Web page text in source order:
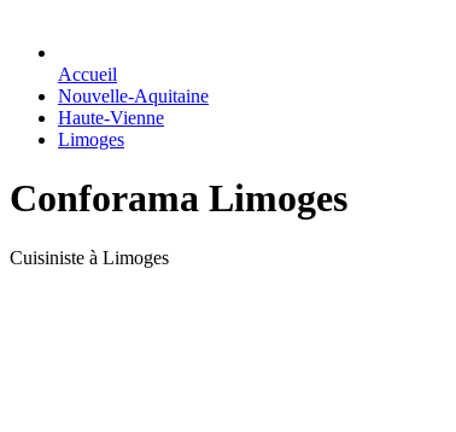
Accueil
Nouvelle-Aquitaine
Haute-Vienne
Limoges
Conforama Limoges
Cuisiniste à Limoges